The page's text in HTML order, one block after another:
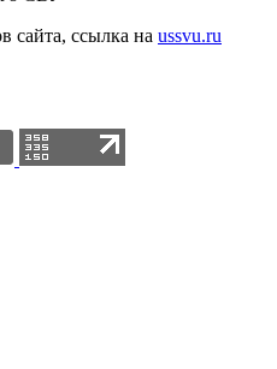
сайта, ссылка на ussvu.ru